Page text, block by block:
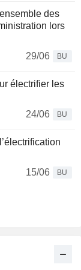
des
lors
29/06
BU
électrifier les
24/06
BU
15/06
BU